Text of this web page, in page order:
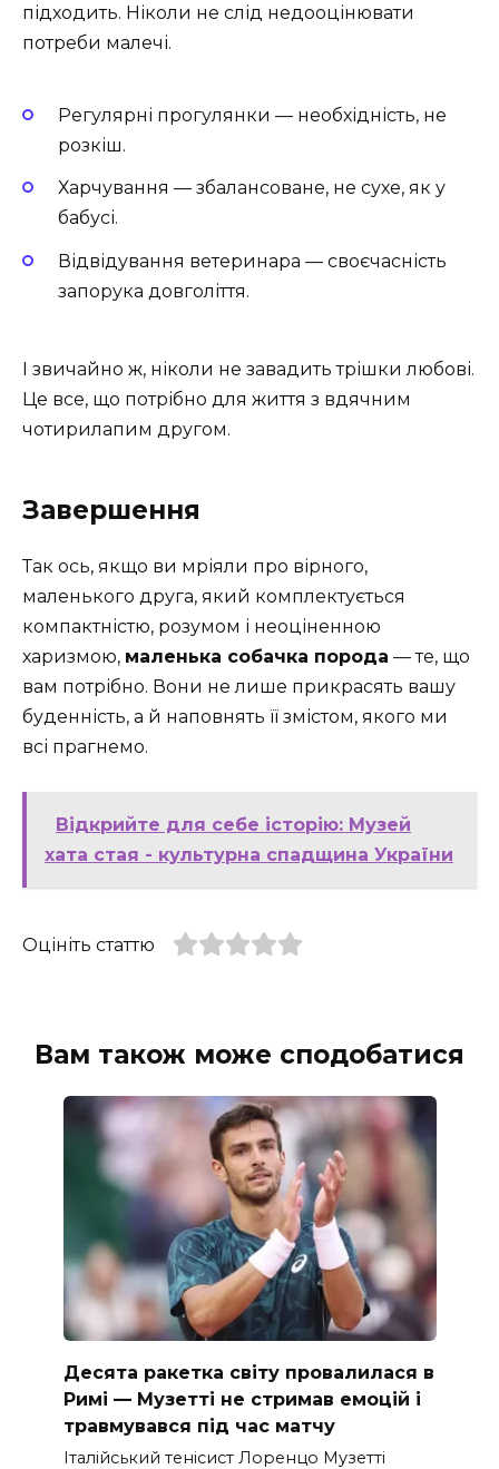
підходить. Ніколи не слід недооцінювати
потреби малечі.
Регулярні прогулянки — необхідність, не
розкіш.
Харчування — збалансоване, не сухе, як у
бабусі.
Відвідування ветеринара — своєчасність
запорука довголіття.
І звичайно ж, ніколи не завадить трішки любові.
Це все, що потрібно для життя з вдячним
чотирилапим другом.
Завершення
Так ось, якщо ви мріяли про вірного,
маленького друга, який комплектується
компактністю, розумом і неоціненною
харизмою, маленька собачка порода — те, що
вам потрібно. Вони не лише прикрасять вашу
буденність, а й наповнять її змістом, якого ми
всі прагнемо.
Відкрийте для себе історію: Музей
хата стая - культурна спадщина України
Оцініть статтю
Вам також може сподобатися
Десята ракетка світу провалилася в
Римі — Музетті не стримав емоцій і
травмувався під час матчу
Італійський тенісист Лоренцо Музетті